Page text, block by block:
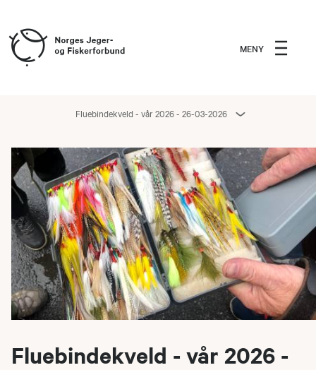
MENY
Fluebindekveld - vår 2026 - 26-03-2026
Fluebindekveld - vår 2026 -